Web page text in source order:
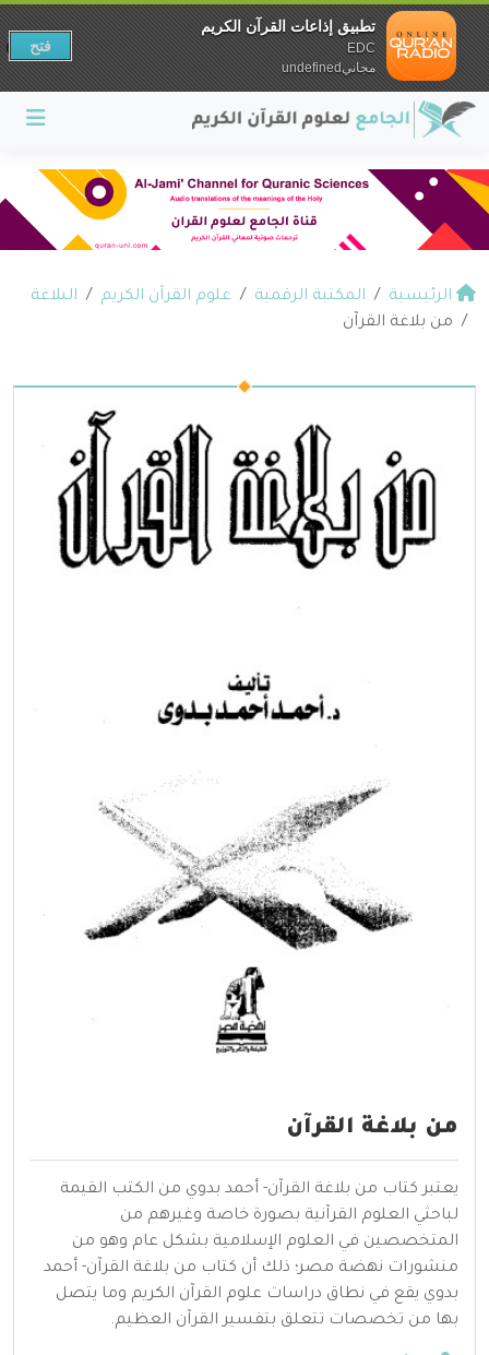
الرئيسية المكتبة الرقمية علوم القرآن الكريم
البلاغة
من بلاغة القرآن
من بلاغة القرآن
يعتبر كتاب من بلاغة القرآن- أحمد بدوي من الكتب القيمة
لباحثي العلوم القرآنية بصورة خاصة وغيرهم من
المتخصصين في العلوم الإسلامية بشكل عام وهو من
منشورات نهضة مصر؛ ذلك أن كتاب من بلاغة القرآن- أحمد
بدوي يقع في نطاق دراسات علوم القرآن الكريم وما يتصل
بها من تخصصات تتعلق بتفسير القرآن العظيم.
تطبيق إذاعات القرآن الكريم
EDC
مجانيundefined
فتح